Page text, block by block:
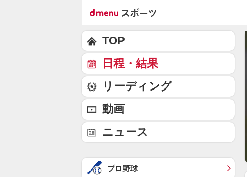
TOP
日程・結果
リーディング
動画
ニュース
プロ野球